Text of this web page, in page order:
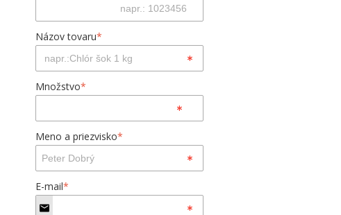
Názov tovaru*
Množstvo*
Meno a priezvisko*
E-mail*